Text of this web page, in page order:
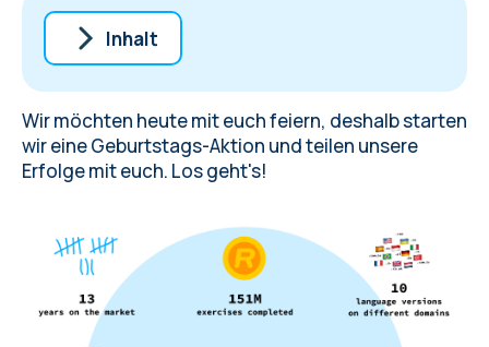
Inhalt
Wir haben zwei Tippspiele
Wir haben zusätzliche Dienste gestartet
Nutzer aus über 70 Ländern lernen mit
Ratatype
Wir möchten heute mit euch feiern, deshalb starten
wir eineGeburtstags-Aktion und teilen unsere
Erfolge mit euch. Los geht's!